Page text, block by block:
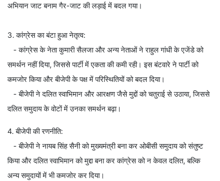
अभियान जाट बनाम गैर-जाट की लड़ाई में बदल गया।
3. कांग्रेस का बंटा हुआ नेतृत्व:
- कांग्रेस के नेता कुमारी सैलजा और अन्य नेताओं ने राहुल गांधी के एजेंडे को
समर्थन नहीं दिया, जिससे पार्टी में एकता की कमी रही। इस बंटवारे ने पार्टी को
कमजोर किया और बीजेपी के पक्ष में परिस्थितियों को बदल दिया।
- बीजेपी ने दलित स्वाभिमान और आरक्षण जैसे मुद्दों को चतुराई से उठाया, जिससे
दलित समुदाय के वोटों में उनका समर्थन बढ़ा।
4. बीजेपी की रणनीति:
- बीजेपी ने नायब सिंह सैनी को मुख्यमंत्री बना कर ओबीसी समुदाय को संतुष्ट
किया और दलित स्वाभिमान को मुद्दा बना कर कांग्रेस को न केवल दलित, बल्कि
अन्य समुदायों में भी कमजोर कर दिया।